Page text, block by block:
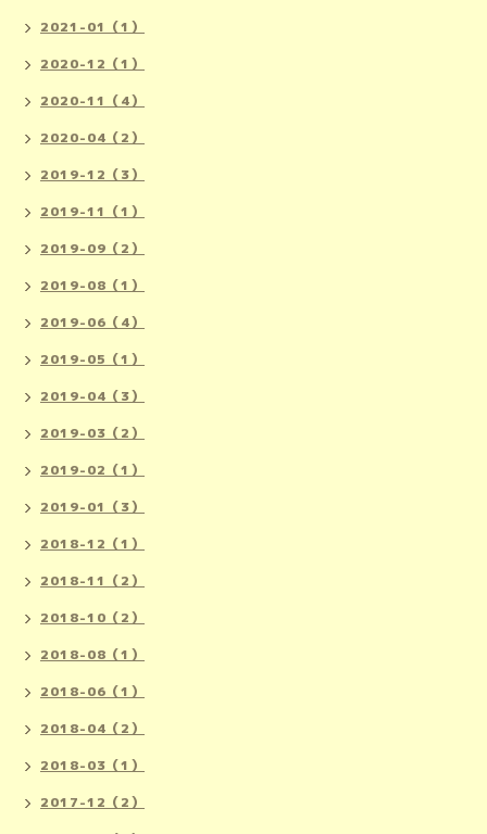
2021-01（1）
2020-12（1）
2020-11（4）
2020-04（2）
2019-12（3）
2019-11（1）
2019-09（2）
2019-08（1）
2019-06（4）
2019-05（1）
2019-04（3）
2019-03（2）
2019-02（1）
2019-01（3）
2018-12（1）
2018-11（2）
2018-10（2）
2018-08（1）
2018-06（1）
2018-04（2）
2018-03（1）
2017-12（2）